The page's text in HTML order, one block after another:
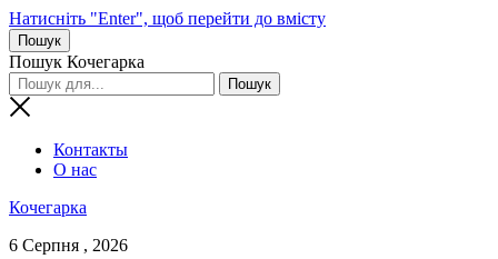
Натисніть "Enter", щоб перейти до вмісту
Пошук
Пошук Кочегарка
Контакты
О нас
Кочегарка
6 Серпня , 2026